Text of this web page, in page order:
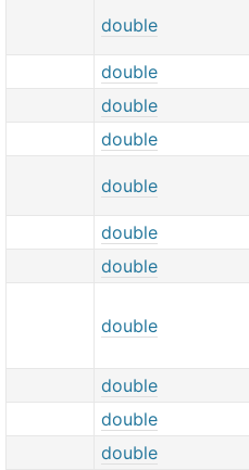
double
double
double
double
double
double
double
double
double
double
double